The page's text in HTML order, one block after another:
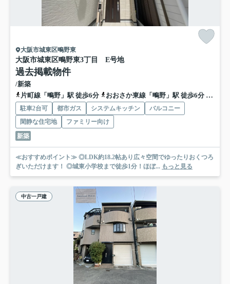
大阪市城東区鴫野東
大阪市城東区鴫野東3丁目 E号地
過去掲載物件
/新築
片町線「鴫野」駅 徒歩6分
おおさか東線「鴫野」駅 徒歩6分 地下
駐車2台可 都市ガス システムキッチン
バルコニー
閑静な住宅地
ファミリー向け
新築
≪おすすめポイント≫ ◎LDK約18.2帖あり広々空間でゆったりおくつろ
ぎいただけます！ ◎城東小学校まで徒歩1分！ほぼ... もっと見る
中古一戸建